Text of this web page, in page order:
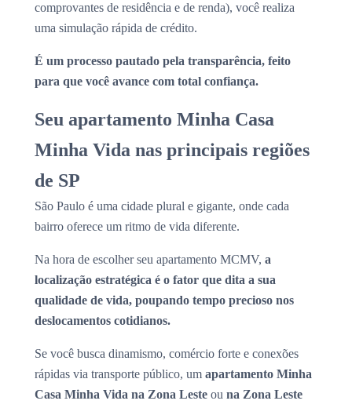
comprovantes de residência e de renda), você realiza
uma simulação rápida de crédito.
É um processo pautado pela transparência, feito
para que você avance com total confiança.
Seu apartamento Minha Casa
Minha Vida nas principais regiões
de SP
São Paulo é uma cidade plural e gigante, onde cada
bairro oferece um ritmo de vida diferente.
Na hora de escolher seu apartamento MCMV, a
localização estratégica é o fator que dita a sua
qualidade de vida, poupando tempo precioso nos
deslocamentos cotidianos.
Se você busca dinamismo, comércio forte e conexões
rápidas via transporte público, um apartamento Minha
Casa Minha Vida na Zona Leste ou na Zona Leste